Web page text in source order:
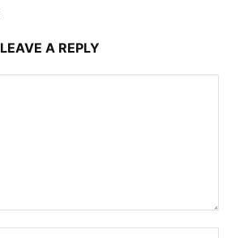
LEAVE A REPLY